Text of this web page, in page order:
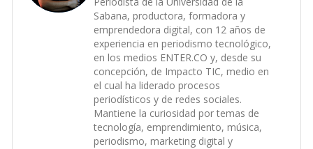
Sabana, productora, formadora y
emprendedora digital, con 12 años de
experiencia en periodismo tecnológico,
en los medios ENTER.CO y, desde su
concepción, de Impacto TIC, medio en
el cual ha liderado procesos
periodísticos y de redes sociales.
Mantiene la curiosidad por temas de
tecnología, emprendimiento, música,
periodismo, marketing digital y